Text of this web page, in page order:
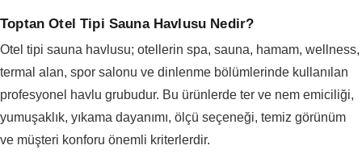
Toptan Otel Tipi Sauna Havlusu Nedir?
Otel tipi sauna havlusu; otellerin spa, sauna, hamam, wellness,
termal alan, spor salonu ve dinlenme bölümlerinde kullanılan
profesyonel havlu grubudur. Bu ürünlerde ter ve nem emiciliği,
yumuşaklık, yıkama dayanımı, ölçü seçeneği, temiz görünüm
ve müşteri konforu önemli kriterlerdir.